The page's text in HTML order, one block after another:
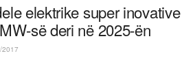
elektrike super inovative
së deri në 2025-ën
2017